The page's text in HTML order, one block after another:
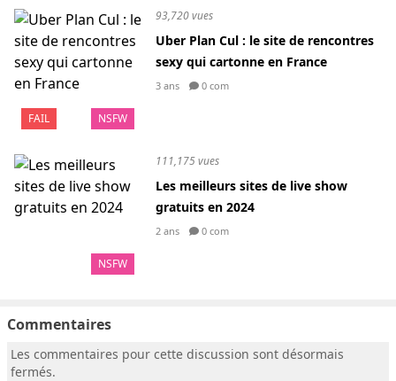
FAIL NSFW
93,720 vues
Uber Plan Cul : le site de rencontres
sexy qui cartonne en France
3 ans 0 com
NSFW
111,175 vues
Les meilleurs sites de live show
gratuits en 2024
2 ans 0 com
Commentaires
Les commentaires pour cette discussion sont désormais
fermés.